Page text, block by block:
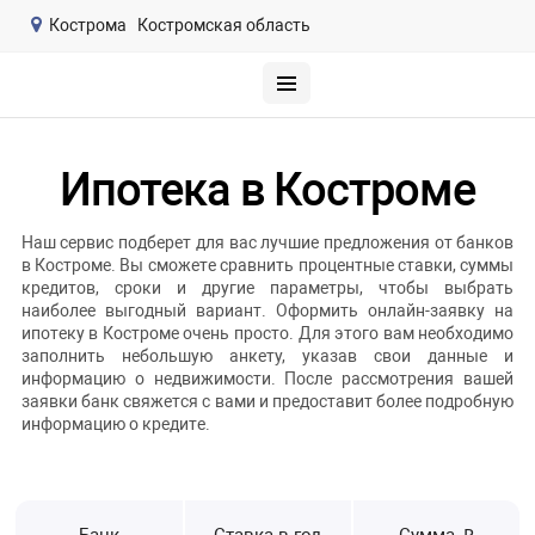
Кострома Костромская область
Ипотека в Костроме
Наш сервис подберет для вас лучшие предложения от банков
в Костроме. Вы сможете сравнить процентные ставки, суммы
кредитов, сроки и другие параметры, чтобы выбрать
наиболее выгодный вариант. Оформить онлайн-заявку на
ипотеку в Костроме очень просто. Для этого вам необходимо
заполнить небольшую анкету, указав свои данные и
информацию о недвижимости. После рассмотрения вашей
заявки банк свяжется с вами и предоставит более подробную
информацию о кредите.